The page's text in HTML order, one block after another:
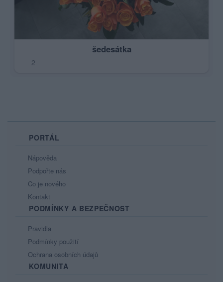
šedesátka
2
PORTÁL
Nápověda
Podpořte nás
Co je nového
Kontakt
PODMÍNKY A BEZPEČNOST
Pravidla
Podmínky použití
Ochrana osobních údajů
KOMUNITA